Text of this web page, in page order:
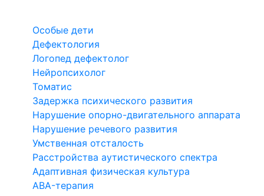
Особые дети
Дефектология
Логопед дефектолог
Нейропсихолог
Томатис
Задержка психического развития
Нарушение опорно-двигательного аппарата
Нарушение речевого развития
Умственная отсталость
Расстройства аутистического спектра
Адаптивная физическая культура
ABA-терапия